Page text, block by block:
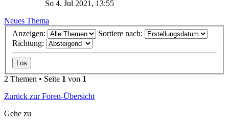
So 4. Jul 2021, 13:55
Neues Thema
Anzeigen:
Sortiere nach:
Richtung:
2 Themen • Seite 1 von 1
Zurück zur Foren-Übersicht
Gehe zu